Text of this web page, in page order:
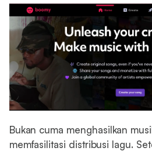
Bukan cuma menghasilkan
memfasilitasi distribusi lagu.